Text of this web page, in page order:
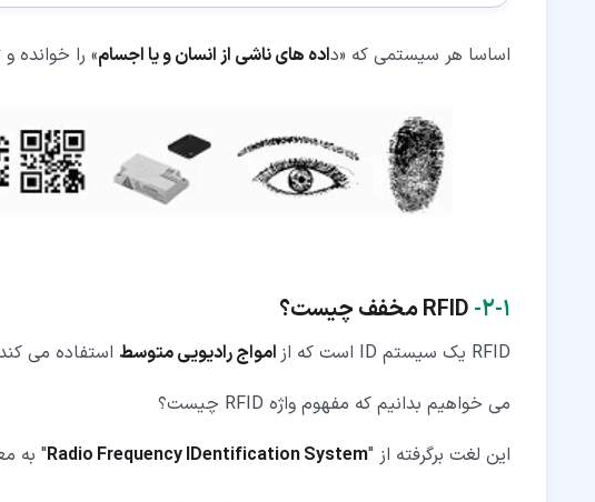
اساسا هر سیستمی که «داده های ناشی از انسان و یا اجسام» را
۱‏-‏۲‏- RFID مخفف چیست؟
RFID یک سیستم ID است که از امواج رادیویی متوسط استفاده می
می خواهیم بدانیم که مفهوم واژه RFID چیست؟
این لغت برگرفته از "Radio Frequency IDentification System" به